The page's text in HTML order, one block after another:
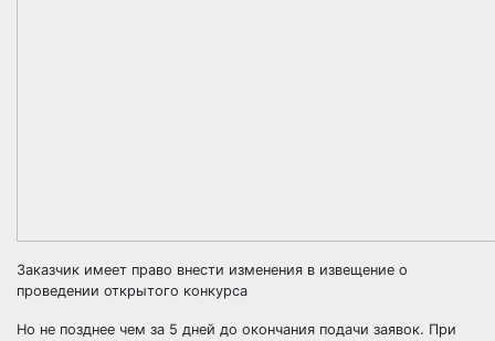
Заказчик имеет право внести изменения в извещение о
проведении открытого конкурса
Но не позднее чем за 5 дней до окончания подачи заявок. При